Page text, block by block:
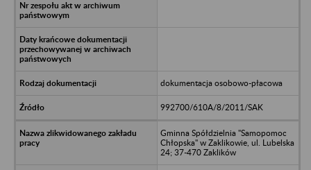
dokumentacja osobowo-płacowa
992700/610A/8/2011/SAK
Gminna Spółdzielnia "Samopomoc
Chłopska" w Zaklikowie, ul. Lubelska
24; 37-470 Zaklików